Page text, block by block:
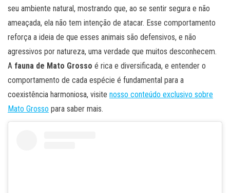
seu ambiente natural, mostrando que, ao se sentir segura e não
ameaçada, ela não tem intenção de atacar. Esse comportamento
reforça a ideia de que esses animais são defensivos, e não
agressivos por natureza, uma verdade que muitos desconhecem.
A fauna de Mato Grosso é rica e diversificada, e entender o
comportamento de cada espécie é fundamental para a
coexistência harmoniosa, visite nosso conteúdo exclusivo sobre
Mato Grosso para saber mais.